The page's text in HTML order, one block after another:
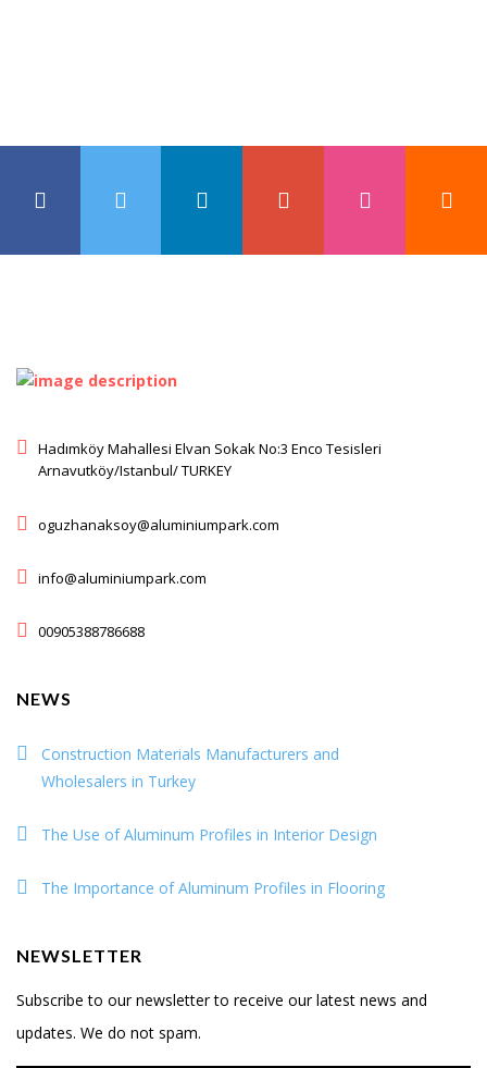
Hadımköy Mahallesi Elvan Sokak No:3 Enco Tesisleri
Arnavutköy/Istanbul/ TURKEY
oguzhanaksoy@aluminiumpark.com
info@aluminiumpark.com
00905388786688
NEWS
Construction Materials Manufacturers and
Wholesalers in Turkey
The Use of Aluminum Profiles in Interior Design
The Importance of Aluminum Profiles in Flooring
NEWSLETTER
Subscribe to our newsletter to receive our latest news and
updates. We do not spam.